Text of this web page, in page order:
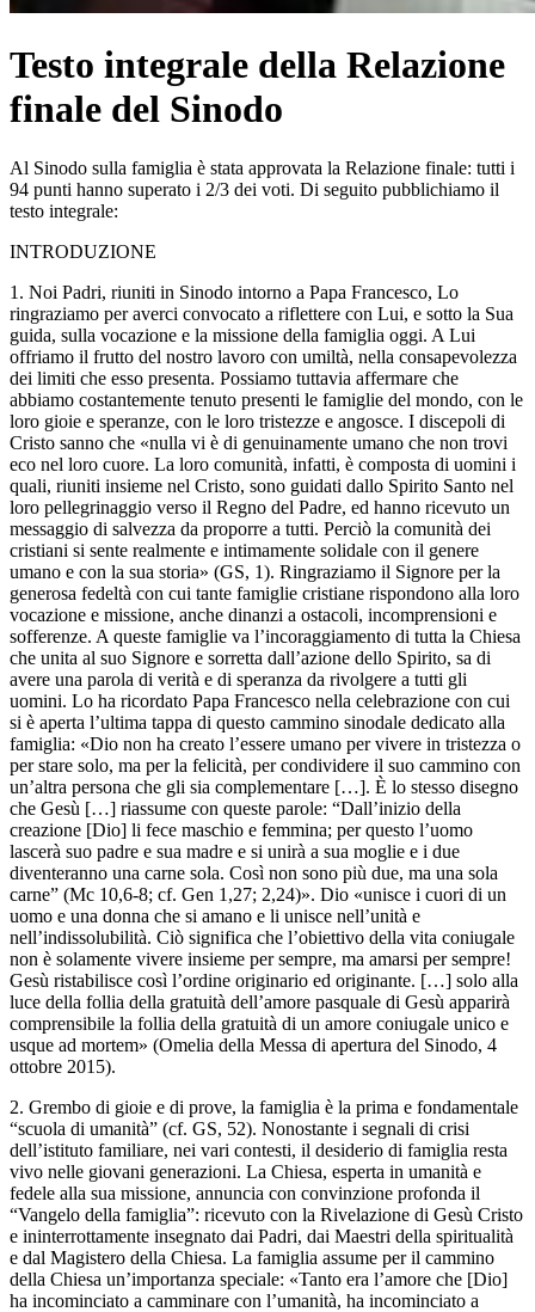
Testo integrale della Relazione
finale del Sinodo
Al Sinodo sulla famiglia è stata approvata la Relazione finale: tutti i
94 punti hanno superato i 2/3 dei voti. Di seguito pubblichiamo il
testo integrale:
INTRODUZIONE
1. Noi Padri, riuniti in Sinodo intorno a Papa Francesco, Lo
ringraziamo per averci convocato a riflettere con Lui, e sotto la Sua
guida, sulla vocazione e la missione della famiglia oggi. A Lui
offriamo il frutto del nostro lavoro con umiltà, nella consapevolezza
dei limiti che esso presenta. Possiamo tuttavia affermare che
abbiamo costantemente tenuto presenti le famiglie del mondo, con le
loro gioie e speranze, con le loro tristezze e angosce. I discepoli di
Cristo sanno che «nulla vi è di genuinamente umano che non trovi
eco nel loro cuore. La loro comunità, infatti, è composta di uomini i
quali, riuniti insieme nel Cristo, sono guidati dallo Spirito Santo nel
loro pellegrinaggio verso il Regno del Padre, ed hanno ricevuto un
messaggio di salvezza da proporre a tutti. Perciò la comunità dei
cristiani si sente realmente e intimamente solidale con il genere
umano e con la sua storia» (GS, 1). Ringraziamo il Signore per la
generosa fedeltà con cui tante famiglie cristiane rispondono alla loro
vocazione e missione, anche dinanzi a ostacoli, incomprensioni e
sofferenze. A queste famiglie va l’incoraggiamento di tutta la Chiesa
che unita al suo Signore e sorretta dall’azione dello Spirito, sa di
avere una parola di verità e di speranza da rivolgere a tutti gli
uomini. Lo ha ricordato Papa Francesco nella celebrazione con cui
si è aperta l’ultima tappa di questo cammino sinodale dedicato alla
famiglia: «Dio non ha creato l’essere umano per vivere in tristezza o
per stare solo, ma per la felicità, per condividere il suo cammino con
un’altra persona che gli sia complementare […]. È lo stesso disegno
che Gesù […] riassume con queste parole: “Dall’inizio della
creazione [Dio] li fece maschio e femmina; per questo l’uomo
lascerà suo padre e sua madre e si unirà a sua moglie e i due
diventeranno una carne sola. Così non sono più due, ma una sola
carne” (Mc 10,6-8; cf. Gen 1,27; 2,24)». Dio «unisce i cuori di un
uomo e una donna che si amano e li unisce nell’unità e
nell’indissolubilità. Ciò significa che l’obiettivo della vita coniugale
non è solamente vivere insieme per sempre, ma amarsi per sempre!
Gesù ristabilisce così l’ordine originario ed originante. […] solo alla
luce della follia della gratuità dell’amore pasquale di Gesù apparirà
comprensibile la follia della gratuità di un amore coniugale unico e
usque ad mortem» (Omelia della Messa di apertura del Sinodo, 4
ottobre 2015).
2. Grembo di gioie e di prove, la famiglia è la prima e fondamentale
“scuola di umanità” (cf. GS, 52). Nonostante i segnali di crisi
dell’istituto familiare, nei vari contesti, il desiderio di famiglia resta
vivo nelle giovani generazioni. La Chiesa, esperta in umanità e
fedele alla sua missione, annuncia con convinzione profonda il
“Vangelo della famiglia”: ricevuto con la Rivelazione di Gesù Cristo
e ininterrottamente insegnato dai Padri, dai Maestri della spiritualità
e dal Magistero della Chiesa. La famiglia assume per il cammino
della Chiesa un’importanza speciale: «Tanto era l’amore che [Dio]
ha incominciato a camminare con l’umanità, ha incominciato a